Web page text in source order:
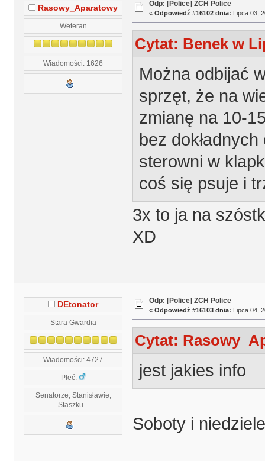
Rasowy_Aparatowy
Weteran
Wiadomości: 1626
Odp: [Police] ZCH Police
« Odpowiedź #16102 dnia: Lipca 03,
Cytat: Benek w
Można odbijać
sprzęt, że na
zmianę na 10-
bez
sterowni w
coś się psuje i
3x to ja na
XD
DEtonator
Stara Gwardia
Wiadomości: 4727
Płeć:
Senatorze, Stanisławie,
Staszku...
Odp: [Police] ZCH Police
« Odpowiedź #16103 dnia: Lipca 04,
Cytat:
jest jakies info
Soboty i